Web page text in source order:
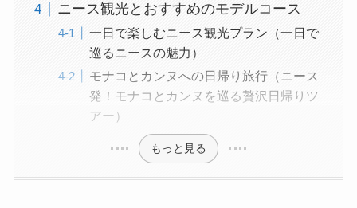
ニース観光とおすすめのモデルコース
一日で楽しむニース観光プラン（一日で
巡るニースの魅力）
モナコとカンヌへの日帰り旅行（ニース
発！モナコとカンヌを巡る贅沢日帰りツ
アー）
もっと見る